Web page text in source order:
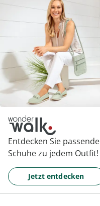
Entdecken Sie passende
Schuhe zu jedem Outfit!
Jetzt entdecken